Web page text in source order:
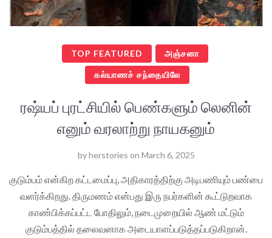
TOP FEATURED அஞ்சனா
கல்யாணச் சந்தையிலே
ரஷ்யப் புரட்சியில் பெண்களும் லெனின்
எனும் வரலாற்று நாயகனும்
byherstories on March 6, 2025
குடும்பம் என்கிற கட்டமைப்பு, அதிகாரத்திற்கு அடிபணியும் பண்பை
வளர்க்கிறது. திருமணம் என்பது இரு நபர்களின் கூட்டுறவாக
காண்பிக்கப்பட்ட போதிலும், நடைமுறையில் ஆண் மட்டும்
குடும்பத்தில் தலைவனாக அடையாளப்படுத்தப்படுகிறான்.